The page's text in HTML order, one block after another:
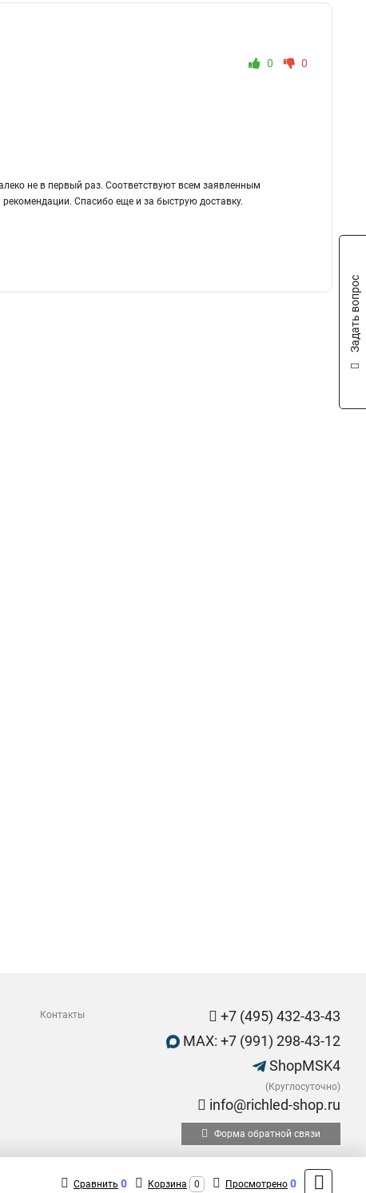
0 0
не в первый раз. Соответствуют всем заявленным
Спасибо еще и за быструю доставку.
Контакты
+7 (495) 432-43-43
MAX: +7 (991) 298-43-12
ShopMSK4
(Круглосуточно)
info@richled-shop.ru
Форма обратной связи
Сравнить 0 Корзина 0 Просмотрено 0
Задать вопрос